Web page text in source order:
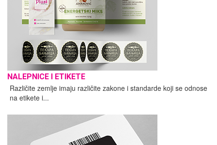
NALEPNICE I ETIKETE
Različite zemlje imaju različite zakone i standarde koji se odnose
na etikete i...